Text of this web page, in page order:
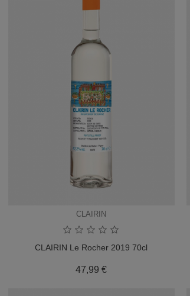
CLAIRIN
CLAIRIN Le Rocher 2019 70cl
47,99 €Prix